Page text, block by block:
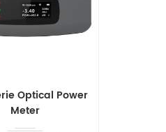
Optical Power
Meter